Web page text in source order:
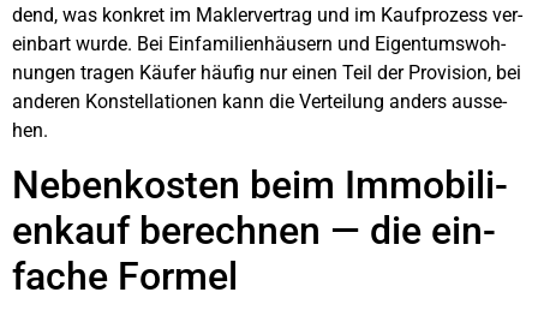
dend, was kon­kret im Mak­ler­ver­trag und im Kauf­pro­zess ver­
ein­bart wur­de. Bei Ein­fa­mi­li­en­häu­sern und Eigen­tums­woh­
nun­gen tra­gen Käu­fer häu­fig nur einen Teil der Pro­vi­si­on, bei
ande­ren Kon­stel­la­tio­nen kann die Ver­tei­lung anders aus­se­
hen.
Neben­kos­ten beim Immo­bi­li­
en­kauf berech­nen — die ein­
fa­che For­mel